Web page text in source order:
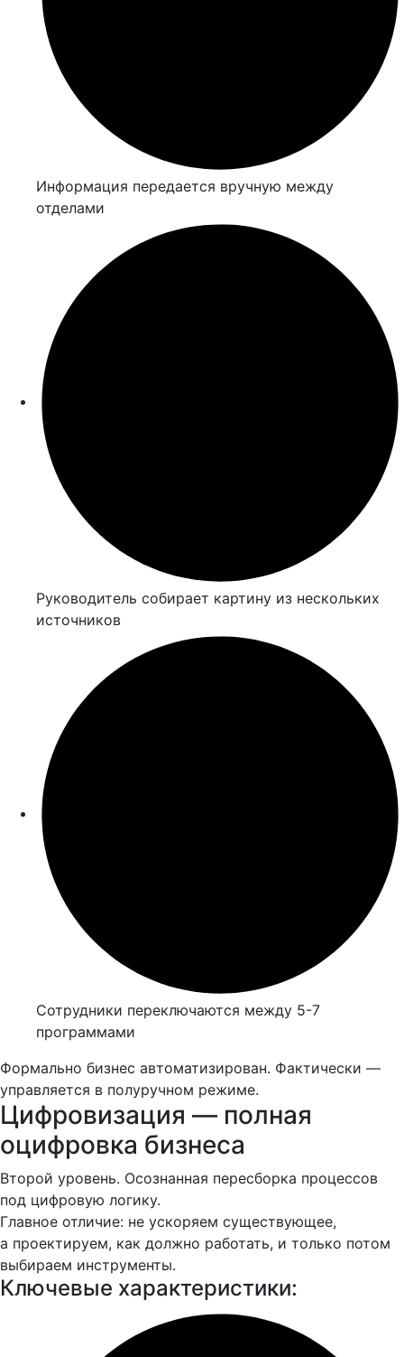
Информация передается вручную между
отделами
Руководитель собирает картину из нескольких
источников
Сотрудники переключаются между 5-7
программами
Формально бизнес автоматизирован. Фактически —
управляется в полуручном режиме.
Цифровизация — полная
оцифровка бизнеса
Второй уровень. Осознанная пересборка процессов
под цифровую логику.
Главное отличие: не ускоряем существующее,
а проектируем, как должно работать, и только потом
выбираем инструменты.
Ключевые характеристики: